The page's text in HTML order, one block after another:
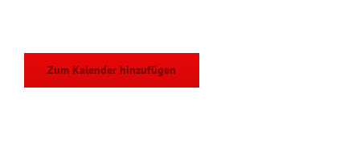
Zum Kalender hinzufügen